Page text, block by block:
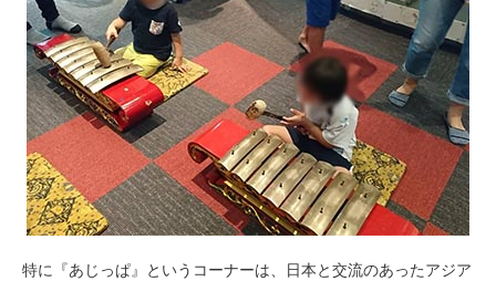
特に『あじっぱ』というコーナーは、日本と交流のあったアジア